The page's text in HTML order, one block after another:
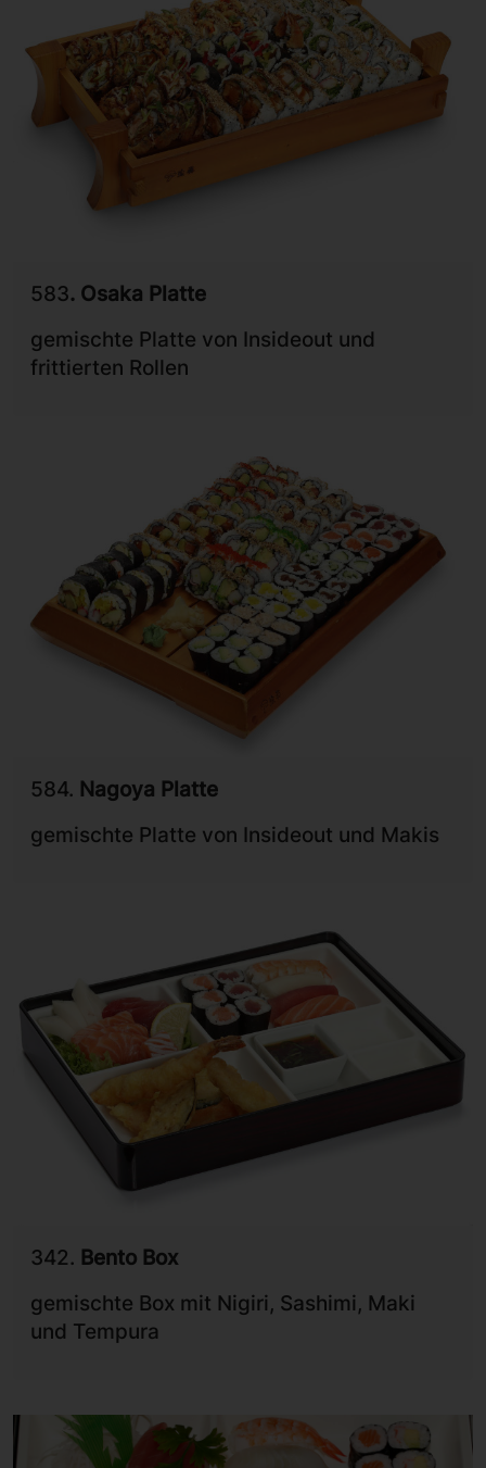
583. Osaka Platte
gemischte Platte von Insideout und
frittierten Rollen
584. Nagoya Platte
gemischte Platte von Insideout und Makis
342. Bento Box
gemischte Box mit Nigiri, Sashimi, Maki
und Tempura